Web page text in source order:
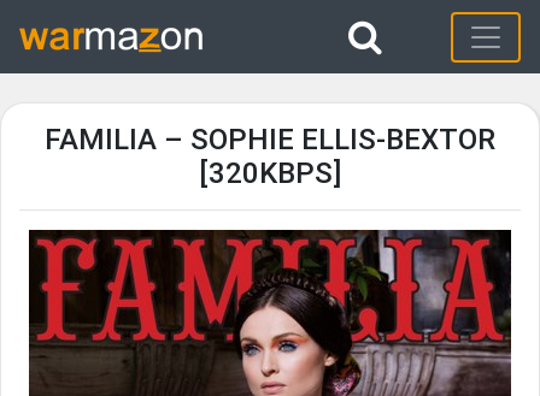
FAMILIA – SOPHIE ELLIS-BEXTOR
[320KBPS]